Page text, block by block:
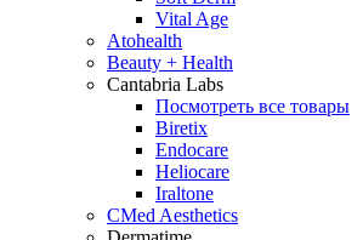
Vital Age
Atohealth
Beauty + Health
Cantabria Labs
Посмотреть все товары
Biretix
Endocare
Heliocare
Iraltone
CMed Aesthetics